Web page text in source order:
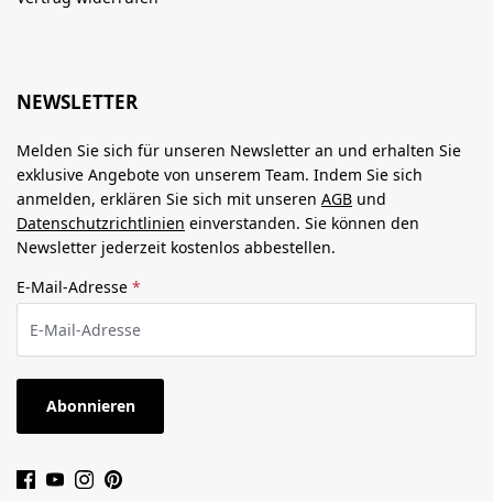
NEWSLETTER
Melden Sie sich für unseren Newsletter an und erhalten Sie
exklusive Angebote von unserem Team. Indem Sie sich
anmelden, erklären Sie sich mit unseren AGB und
Datenschutzrichtlinien einverstanden. Sie können den
Newsletter jederzeit kostenlos abbestellen.
E-Mail-Adresse *
Abonnieren